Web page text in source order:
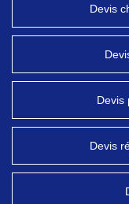
Devis
Devis
Devis